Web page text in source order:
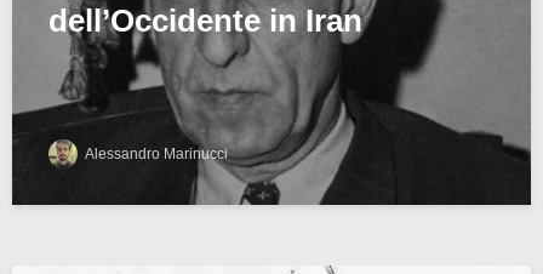
dell’Occidente in Iran
Alessandro Marinucci